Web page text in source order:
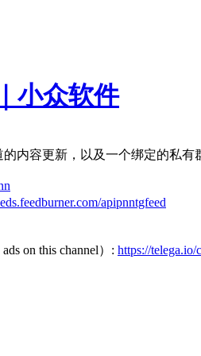
小众软件
内容更新，以及一个绑定的私有
apipnntgfeed
on this channel）: https://telega.io/